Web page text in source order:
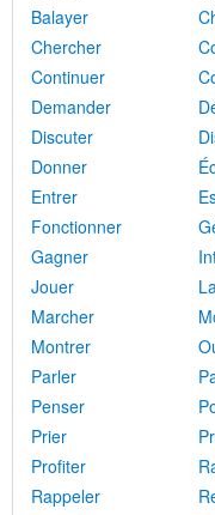
Balayer
Chercher
Continuer
Demander
Discuter
Donner
Entrer
Fonctionner
Gagner
Jouer
Marcher
Montrer
Parler
Penser
Prier
Profiter
Rappeler